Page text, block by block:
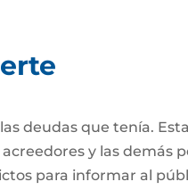
deudas que tenía.
y las demás
para informar al